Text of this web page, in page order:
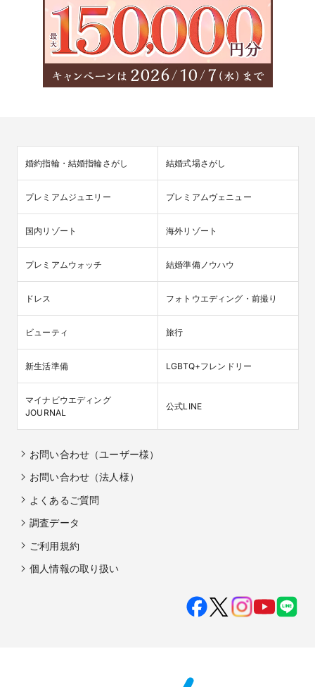
婚約指輪・結婚指輪さがし 結婚式場さがし
プレミアムジュエリー プレミアムヴェニュー
国内リゾート 海外リゾート
プレミアムウォッチ 結婚準備ノウハウ
ドレス フォトウエディング・前撮り
ビューティ 旅行
新生活準備 LGBTQ+フレンドリー
マイナビウエディング
JOURNAL
公式LINE
お問い合わせ（ユーザー様）
お問い合わせ（法人様）
よくあるご質問
調査データ
ご利用規約
個人情報の取り扱い